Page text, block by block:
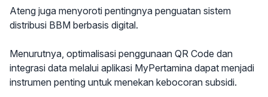
Ateng juga menyoroti pentingnya penguatan sistem
distribusi BBM berbasis digital.
Menurutnya, optimalisasi penggunaan QR Code dan
integrasi data melalui aplikasi MyPertamina dapat menjadi
instrumen penting untuk menekan kebocoran subsidi.